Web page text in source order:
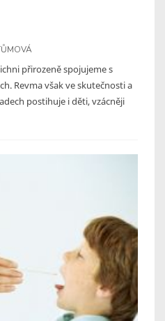
přirozeně spojujeme s
Revma však ve skutečnosti a
postihuje i děti, vzácněji